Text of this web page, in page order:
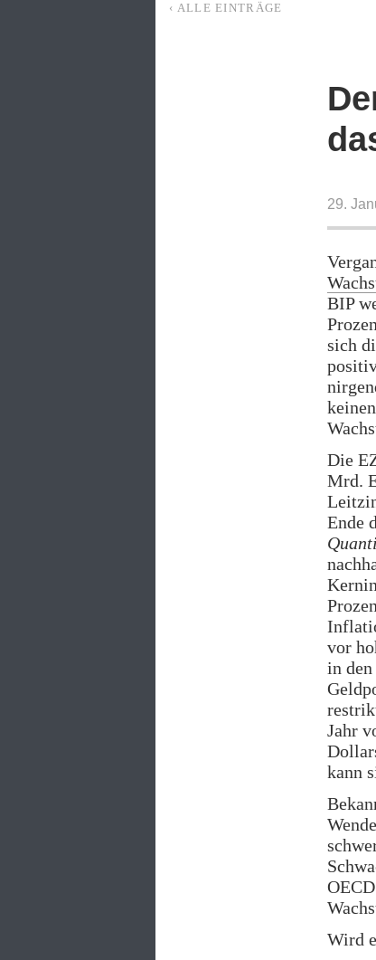
‹ ALLE EINTRÄGE
29.
BIP
sich
Die
Mrd.
Ende
vor
in
Jahr
kann
Wird